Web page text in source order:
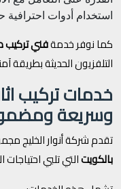
استخدام أدوات احترافية
كما نوفر خدمةفني تركيب
التلفزيون الحديثة بطريقة
خدمات تركيب
وسريعة
تقدم شركة أنوار الخليج
بالكويتالتي تلبي احتياجات